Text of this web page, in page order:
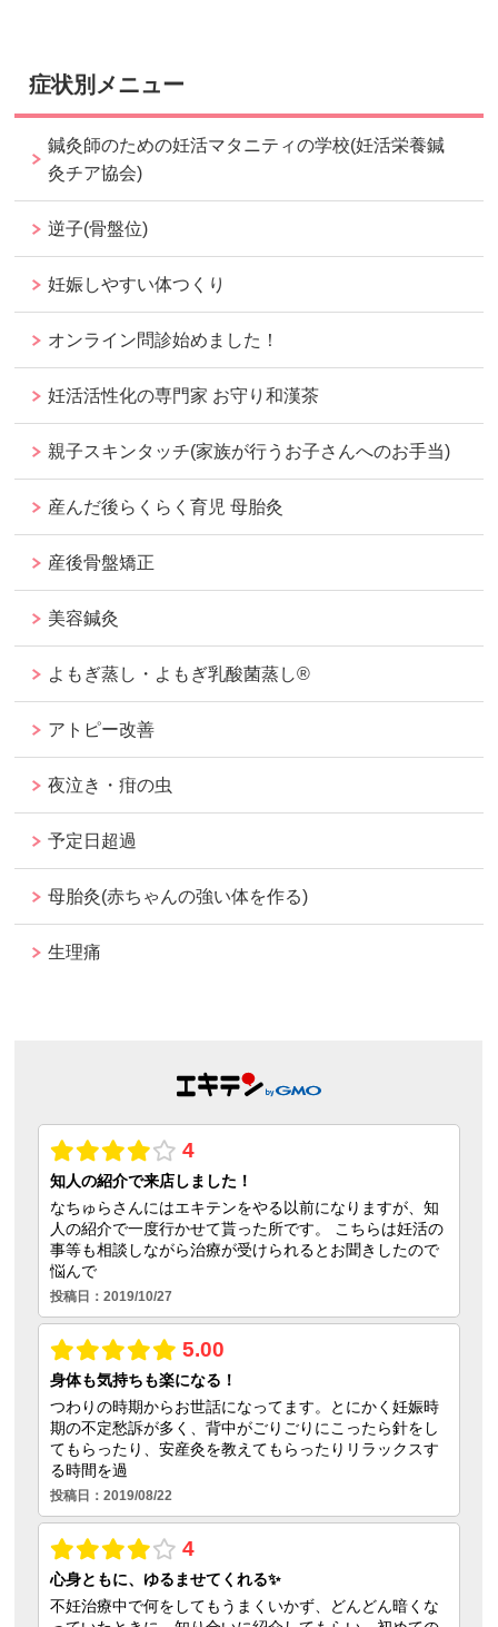
症状別メニュー
鍼灸師のための妊活マタニティの学校(妊活栄養鍼
灸チア協会)
逆子(骨盤位)
妊娠しやすい体つくり
オンライン問診始めました！
妊活活性化の専門家 お守り和漢茶
親子スキンタッチ(家族が行うお子さんへのお手当)
産んだ後らくらく育児 母胎灸
産後骨盤矯正
美容鍼灸
よもぎ蒸し・よもぎ乳酸菌蒸し®︎
アトピー改善
夜泣き・疳の虫
予定日超過
母胎灸(赤ちゃんの強い体を作る)
生理痛